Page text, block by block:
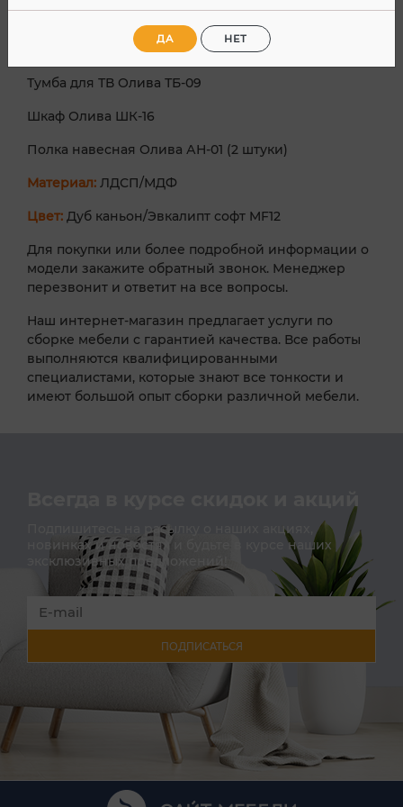
В комплект входят:
Шкаф-пенал Олива ПН-01
Тумба для ТВ Олива ТБ-09
Шкаф Олива ШК-16
Полка навесная Олива АН-01 (2 штуки)
Материал: ЛДСП/МДФ
Цвет: Дуб каньон/Эвкалипт софт MF12
Для покупки или более подробной информации о
модели закажите обратный звонок. Менеджер
перезвонит и ответит на все вопросы.
Наш интернет-магазин предлагает услуги по
сборке мебели с гарантией качества. Все работы
выполняются квалифицированными
специалистами, которые знают все тонкости и
имеют большой опыт сборки различной мебели.
Всегда в курсе скидок и акций
Подпишитесь на расылку о наших акциях,
новинках и новостях и будьте в курсе наших
эксклюзивных предложений!
ПОДПИСАТЬСЯ
ДА НЕТ